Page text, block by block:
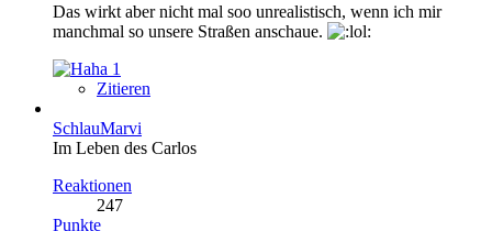
Das wirkt aber nicht mal soo unrealistisch, wenn ich mir
manchmal so unsere Straßen anschaue.
1
Zitieren
SchlauMarvi
Im Leben des Carlos
Reaktionen
247
Punkte